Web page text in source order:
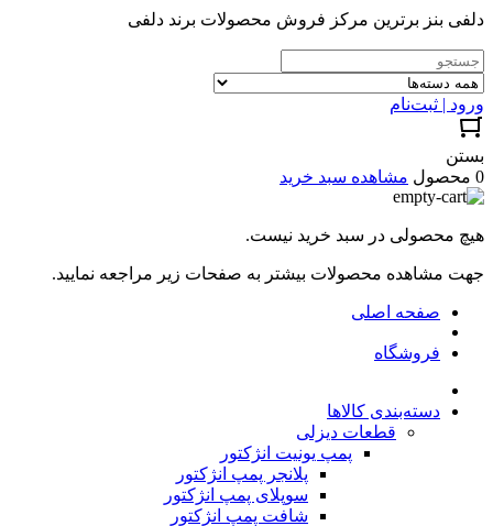
دلفی بنز برترین مرکز فروش محصولات برند دلفی
ورود | ثبت‌نام
بستن
0 محصول
مشاهده سبد خرید
هیچ محصولی در سبد خرید نیست.
جهت مشاهده محصولات بیشتر به صفحات زیر مراجعه نمایید.
صفحه اصلی
فروشگاه
دسته‌بندی کالاها
قطعات دیزلی
پمپ یونیت انژکتور
پلانجر پمپ انژکتور
سوپلای پمپ انژکتور
شافت پمپ انژکتور